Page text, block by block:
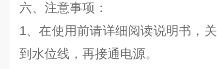
六、注意事项：
1、在使用前请详细阅读说明书，
到水位线，再接通电源。